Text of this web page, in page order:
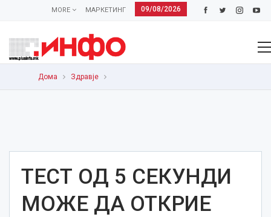
09/08/2026
МАРКЕТИНГ
MORE
Дома Здравје
ТЕСТ ОД 5 СЕКУНДИ
МОЖЕ ДА ОТКРИЕ